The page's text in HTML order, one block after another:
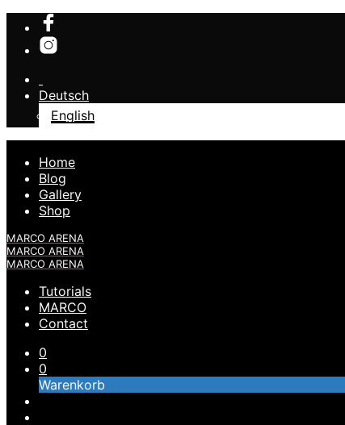
Deutsch
English
Home
Blog
Gallery
Shop
MARCO ARENA
MARCO ARENA
MARCO ARENA
Tutorials
MARCO
Contact
0
0
Warenkorb